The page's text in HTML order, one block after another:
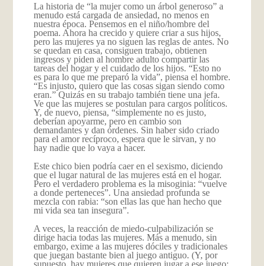
La historia de “la mujer como un árbol generoso” a
menudo está cargada de ansiedad, no menos en
nuestra época. Pensemos en el niño/hombre del
poema. Ahora ha crecido y quiere criar a sus hijos,
pero las mujeres ya no siguen las reglas de antes. No
se quedan en casa, consiguen trabajo, obtienen
ingresos y piden al hombre adulto compartir las
tareas del hogar y el cuidado de los hijos. “Esto no
es para lo que me preparó la vida”, piensa el hombre.
“Es injusto, quiero que las cosas sigan siendo como
eran.” Quizás en su trabajo también tiene una jefa.
Ve que las mujeres se postulan para cargos políticos.
Y, de nuevo, piensa, “simplemente no es justo,
deberían apoyarme, pero en cambio son
demandantes y dan órdenes. Sin haber sido criado
para el amor recíproco, espera que le sirvan, y no
hay nadie que lo vaya a hacer.
Este chico bien podría caer en el sexismo, diciendo
que el lugar natural de las mujeres está en el hogar.
Pero el verdadero problema es la misoginia: “vuelve
a donde perteneces”. Una ansiedad profunda se
mezcla con rabia: “son ellas las que han hecho que
mi vida sea tan insegura”.
A veces, la reacción de miedo-culpabilización se
dirige hacia todas las mujeres. Más a menudo, sin
embargo, exime a las mujeres dóciles y tradicionales
que juegan bastante bien al juego antiguo. (Y, por
supuesto, hay mujeres que quieren jugar a ese juego: